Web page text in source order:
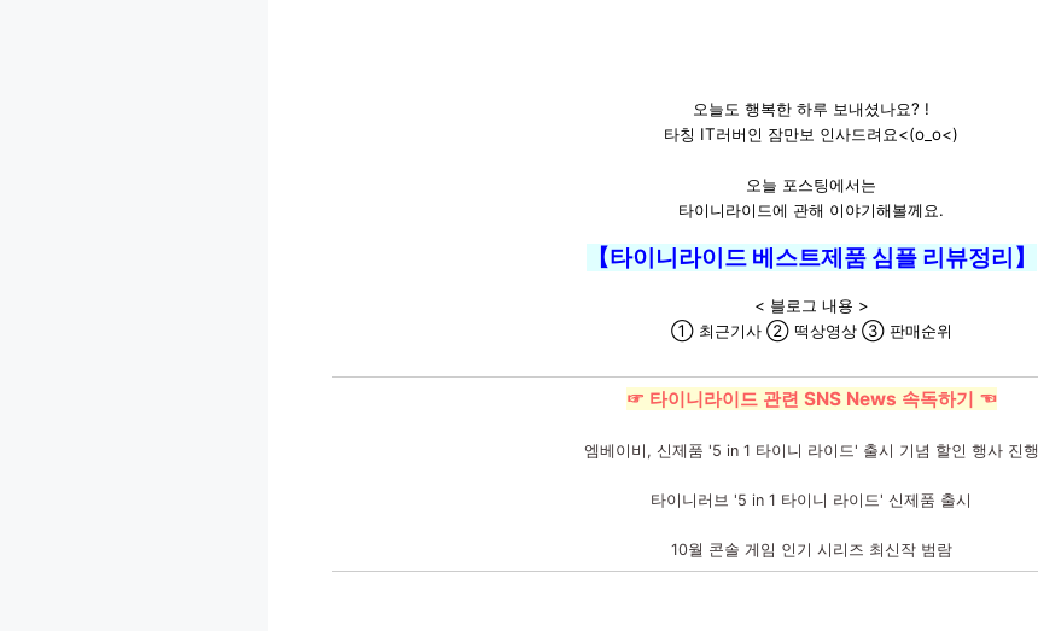
오늘도 행복한 하루 보내셨나요? !
타칭 IT러버인 잠만보 인사드려요<(o_o<)
오늘 포스팅에서는
타이니라이드에 관해 이야기해볼께요.
【타이니라이드 베스트제품 심플 리뷰정리】
< 블로그 내용 >
① 최근기사 ② 떡상영상 ③ 판매순위
☞ 타이니라이드 관련 SNS News 속독하기 ☜
엠베이비, 신제품 '5 in 1 타이니 라이드' 출시 기념 할인 행사 진행
타이니러브 '5 in 1 타이니 라이드' 신제품 출시
10월 콘솔 게임 인기 시리즈 최신작 범람